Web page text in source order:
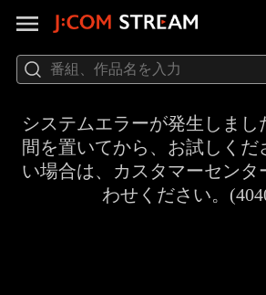
システムエラーが発生しまし
間を置いてから、お試しくだ
い場合は、カスタマーセンタ
わせください。